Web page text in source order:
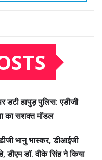
डटी हापुड़ पुलिस: एडीजी
का सशक्त मॉडल
भानु भास्कर, डीआईजी
डीएम डॉ. वीके सिंह ने किया